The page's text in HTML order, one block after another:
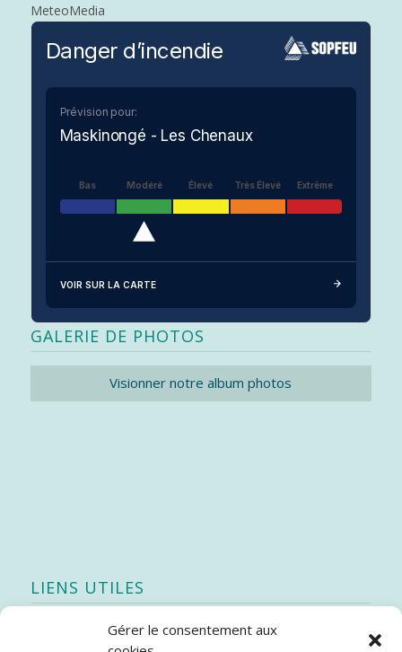
Gérer le consentement aux
MeteoMedia
Danger d’incendie
Prévision pour:
Maskinongé - Les Chenaux
Bas Modéré Élevé Très Élevé Extrême
VOIR SUR LA CARTE
GALERIE DE PHOTOS
Visionner notre album photos
LIENS UTILES
Quoi de neuf